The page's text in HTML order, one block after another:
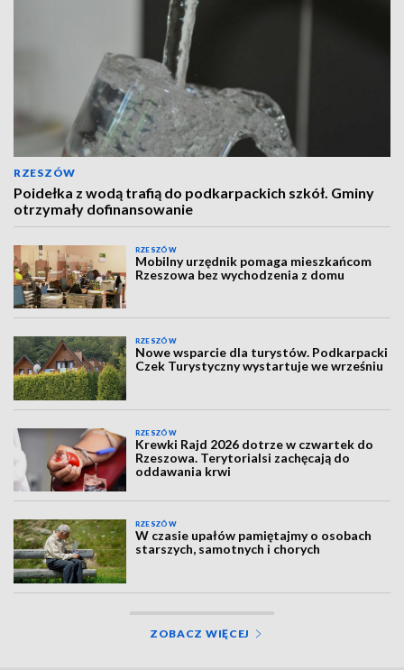
RZESZÓW
Poidełka z wodą trafią do podkarpackich szkół. Gminy
otrzymały dofinansowanie
RZESZÓW
Mobilny urzędnik pomaga mieszkańcom
Rzeszowa bez wychodzenia z domu
RZESZÓW
Nowe wsparcie dla turystów. Podkarpacki
Czek Turystyczny wystartuje we wrześniu
RZESZÓW
Krewki Rajd 2026 dotrze w czwartek do
Rzeszowa. Terytorialsi zachęcają do
oddawania krwi
RZESZÓW
W czasie upałów pamiętajmy o osobach
starszych, samotnych i chorych
ZOBACZ WIĘCEJ